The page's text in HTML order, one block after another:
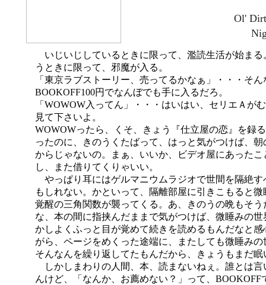
Ol'
いじいじしているときに限って、濫読生活が始まる
うときに限って、邪魔が入る。
「東京ラブストーリー、売ってるかなぁ」・・・そん
BOOKOFF100円でなんぼでも手に入るだろ。
「WOWOW入ってん」・・・はいはい、セリエＡが
見て下さいよ。
WOWOWったら、くそ、きょう『仕立屋の恋』を録
ったのに、きのうくたばって、はっと気がつけば、朝
からじゃないの。まぁ、いいか、ビデオ屋にあったこ
し、また借りてくりゃいい。
やっぱり耳にはゲルマニウムラジオで世間を隔絶す
もしれない。かといって、隔離部屋に引きこもると微
覚醒の三角関数が襲ってくる。あ、きのうの晩もそう
な、本の間に指挟んだままで気がつけば、微睡みの世
かしよくふっと目が覚めて続きを読めるもんだなと感
がら、ページをめくった途端に、またしても微睡みの
そんなんを繰り返してたもんだから、きょうもまだ眠
しかしまわりの人間、本、読まないねぇ。誰とは言
んけど、「なんか、お薦めない？」って、BOOKOFF